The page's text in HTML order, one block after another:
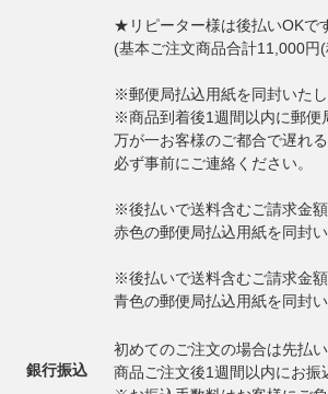
★リピーター様は後払いOKで
(基本ご注文商品合計11,000円
※郵便局払込用紙を同封いたし
※商品到着後1週間以内に郵便
万が一お客様のご都合で遅れ
必ず事前にご連絡ください。
※後払いで送料含むご請求金
赤色の郵便局払込用紙を同封い
※後払いで送料含むご請求金
青色の郵便局払込用紙を同封い
銀行振込
初めてのご注文の場合は先払い
商品ご注文後1週間以内にお振